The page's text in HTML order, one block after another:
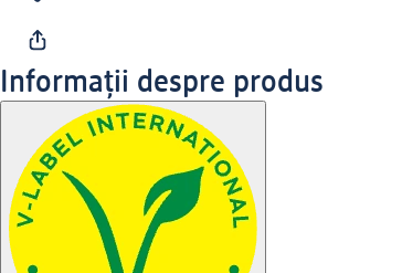
Informații despre produs